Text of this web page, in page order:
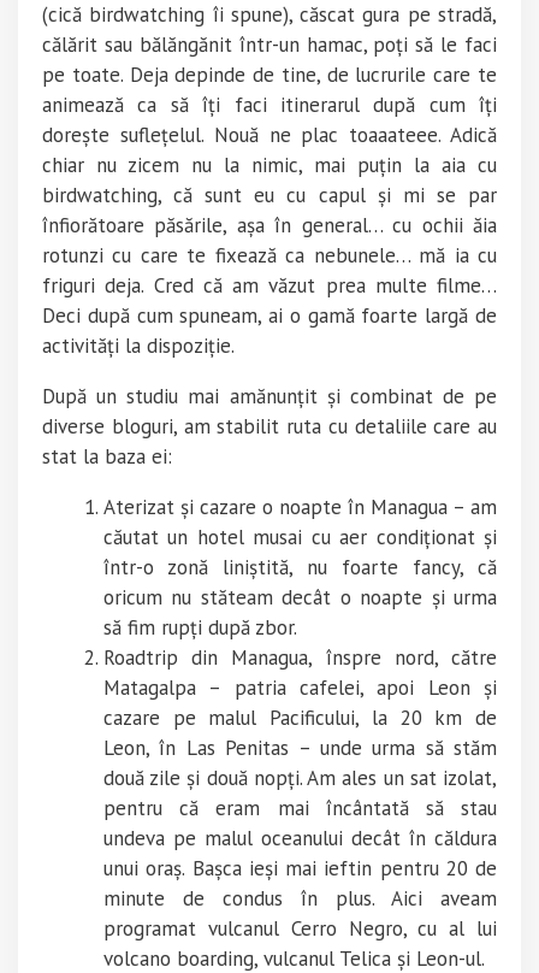
(cică birdwatching îi spune), căscat gura pe stradă,
călărit sau bălăngănit într-un hamac, poți să le faci
pe toate. Deja depinde de tine, de lucrurile care te
animează ca să îți faci itinerarul după cum îți
dorește suflețelul. Nouă ne plac toaaateee. Adică
chiar nu zicem nu la nimic, mai puțin la aia cu
birdwatching, că sunt eu cu capul și mi se par
înfiorătoare păsările, așa în general… cu ochii ăia
rotunzi cu care te fixează ca nebunele… mă ia cu
friguri deja. Cred că am văzut prea multe filme…
Deci după cum spuneam, ai o gamă foarte largă de
activități la dispoziție.
După un studiu mai amănunțit și combinat de pe
diverse bloguri, am stabilit ruta cu detaliile care au
stat la baza ei:
Aterizat și cazare o noapte în Managua – am
căutat un hotel musai cu aer condiționat și
într-o zonă liniștită, nu foarte fancy, că
oricum nu stăteam decât o noapte și urma
să fim rupți după zbor.
Roadtrip din Managua, înspre nord, către
Matagalpa – patria cafelei, apoi Leon și
cazare pe malul Pacificului, la 20 km de
Leon, în Las Penitas – unde urma să stăm
două zile și două nopți. Am ales un sat izolat,
pentru că eram mai încântată să stau
undeva pe malul oceanului decât în căldura
unui oraș. Bașca ieși mai ieftin pentru 20 de
minute de condus în plus. Aici aveam
programat vulcanul Cerro Negro, cu al lui
volcano boarding, vulcanul Telica și Leon-ul.